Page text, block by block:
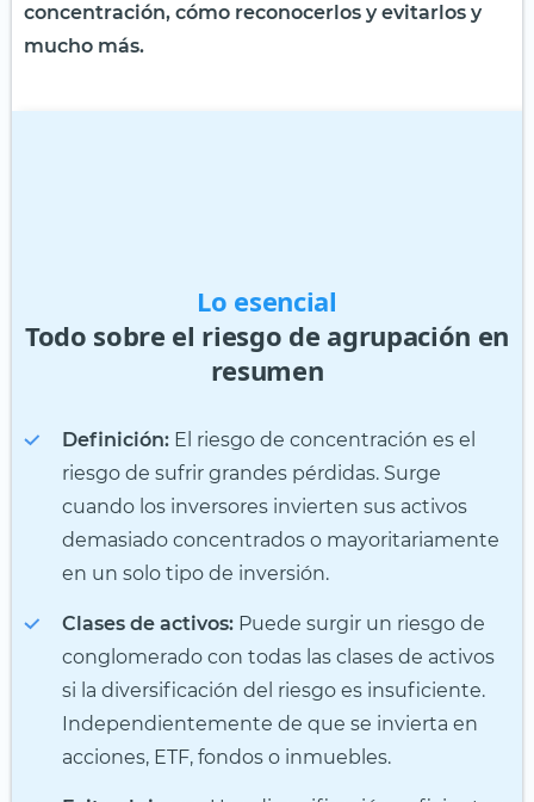
concentración, cómo reconocerlos y evitarlos y
mucho más.
Lo esencial
Todo sobre el riesgo de agrupación en
resumen
Definición: El riesgo de concentración es el
riesgo de sufrir grandes pérdidas. Surge
cuando los inversores invierten sus activos
demasiado concentrados o mayoritariamente
en un solo tipo de inversión.
Clases de activos: Puede surgir un riesgo de
conglomerado con todas las clases de activos
si la diversificación del riesgo es insuficiente.
Independientemente de que se invierta en
acciones, ETF, fondos o inmuebles.